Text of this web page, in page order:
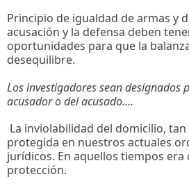
Principio de igualdad de armas y
acusación y la defensa deben
oportunidades para que la
desequilibre.
Los investigadores sean designados
acusador o del acusado….
La inviolabilidad del domicilio,
protegida en nuestros actuales
jurídicos. En aquellos tiempos era
protección.